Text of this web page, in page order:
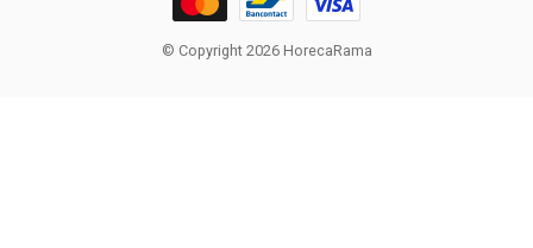
© Copyright 2026 HorecaRama